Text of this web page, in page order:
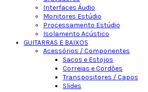
Interfaces Áudio
Monitores Estúdio
Processamento Estúdio
Isolamento Acústico
GUITARRAS E BAIXOS
Acessórios / Componentes
Sacos e Estojos
Correias e Cordões
Transpositores / Capos
Slides